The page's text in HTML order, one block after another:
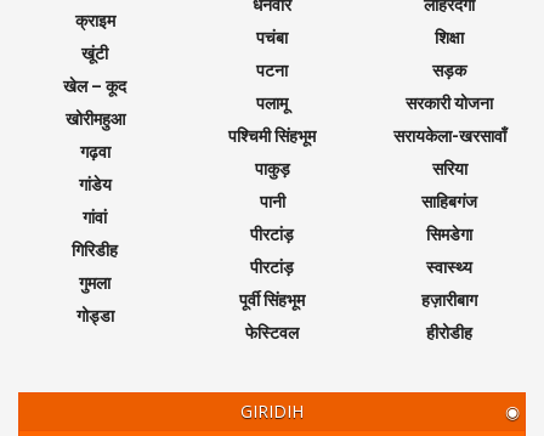
क्राइम
खूंटी
खेल – कूद
खोरीमहुआ
गढ़वा
गांडेय
गांवां
गिरिडीह
गुमला
गोड्डा
धनवार
पचंबा
पटना
पलामू
पश्चिमी सिंहभूम
पाकुड़
पानी
पीरटांड़
पीरटांड़
पूर्वी सिंहभूम
फेस्टिवल
लोहरदगा
शिक्षा
सड़क
सरकारी योजना
सरायकेला-खरसावाँ
सरिया
साहिबगंज
सिमडेगा
स्वास्थ्य
हज़ारीबाग
हीरोडीह
GIRIDIH ◉